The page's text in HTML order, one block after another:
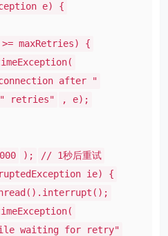
e) {
maxRetries) {
after "
" retries"
, e);
);
// 1秒后重试
ie) {
waiting for retry"